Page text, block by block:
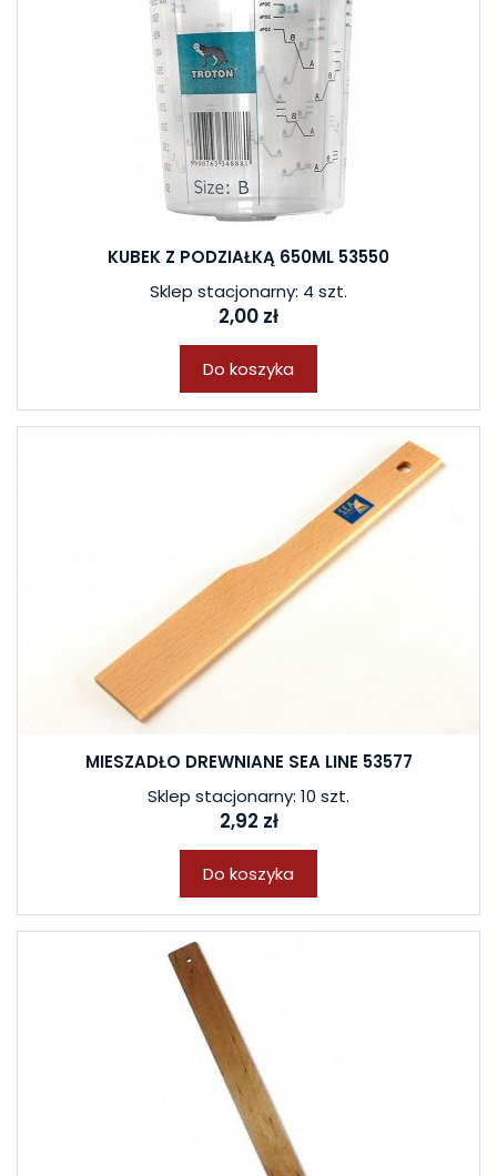
KUBEK Z PODZIAŁKĄ 650ML 53550
Sklep stacjonarny: 4 szt.
2,00 zł
Do koszyka
MIESZADŁO DREWNIANE SEA LINE 53577
Sklep stacjonarny: 10 szt.
2,92 zł
Do koszyka